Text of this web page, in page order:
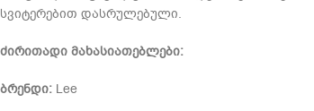
სვიტერებით დასრულებული.
ძირითადი მახასიათებლები:
ბრენდი: Lee